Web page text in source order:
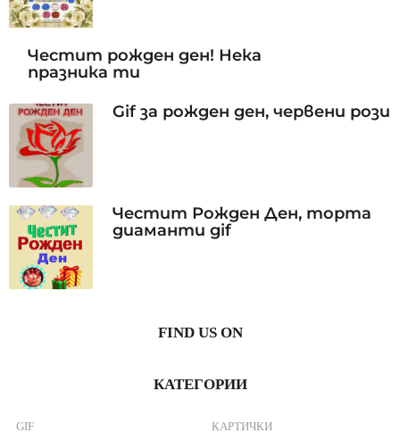
Честит рожден ден! Нека
празника ти
Gif за рожден ден, червени рози
Честит Рожден Ден, торта
диаманти gif
FIND US ON
КАТЕГОРИИ
GIF КАРТИЧКИ